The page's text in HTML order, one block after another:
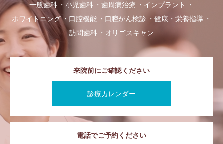
一般歯科 小児歯科 歯周病治療
インプラント
ホワイトニング
口腔機能 口腔がん検診
健康・栄養指導
訪問歯科
オリゴスキャン
来院前にご確認ください
診療カレンダー
電話でご予約ください